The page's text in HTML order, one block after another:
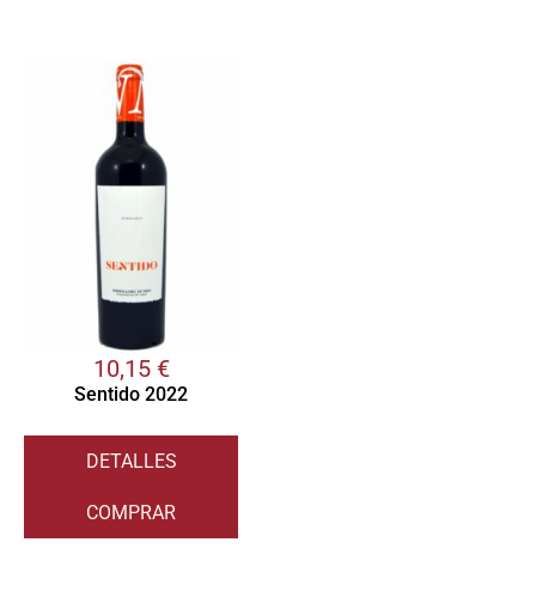
10,15 €
Sentido 2022
DETALLES
COMPRAR